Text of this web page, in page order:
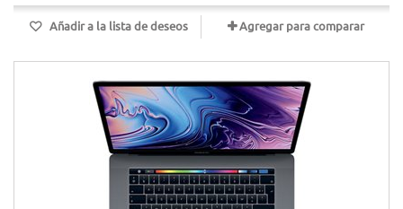
Añadir a la lista de deseos Agregar para comparar